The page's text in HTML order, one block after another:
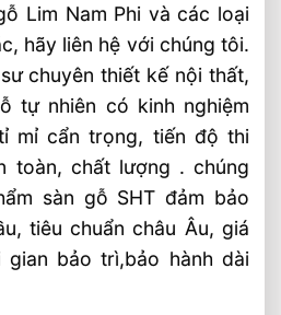
Lim Nam Phi và các loại
hãy liên hệ với chúng tôi.
chuyên thiết kế nội thất,
tự nhiên có kinh nghiệm
mỉ cẩn trọng, tiến độ thi
toàn, chất lượng . chúng
sàn gỗ SHT đảm bảo
tiêu chuẩn châu Âu, giá
gian bảo trì,bảo hành dài